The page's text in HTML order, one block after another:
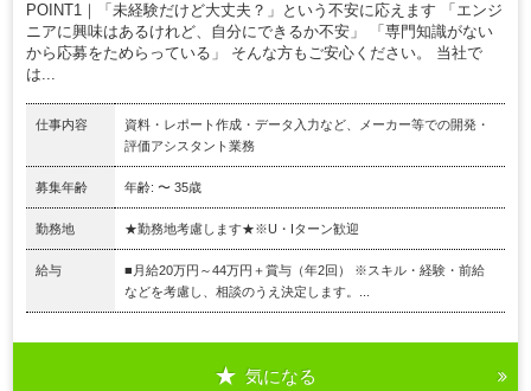
POINT1｜「未経験だけど大丈夫？」という不安に応えます 「エンジ
ニアに興味はあるけれど、自分にできるか不安」 「専門知識がない
から応募をためらっている」 そんな方もご安心ください。 当社で
は...
仕事内容
資料・レポート作成・データ入力など、メーカー等での開発・
評価アシスタント業務
募集年齢 年齢: 〜 35歳
勤務地 ★勤務地考慮します★※U・Iターン歓迎
給与
■月給20万円～44万円＋賞与（年2回） ※スキル・経験・前給
などを考慮し、相談のうえ決定します。...
気になる